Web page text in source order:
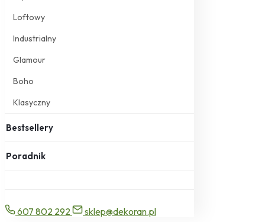
Loftowy
Industrialny
Glamour
Boho
Klasyczny
Bestsellery
Poradnik
607 802 292
sklep@dekoran.pl